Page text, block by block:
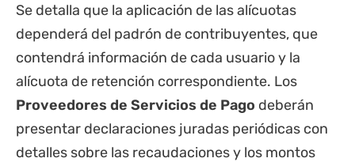
Se detalla que la aplicación de las alícuotas
dependerá del padrón de contribuyentes, que
contendrá información de cada usuario y la
alícuota de retención correspondiente. Los
Proveedores de Servicios de Pago deberán
presentar declaraciones juradas periódicas con
detalles sobre las recaudaciones y los montos